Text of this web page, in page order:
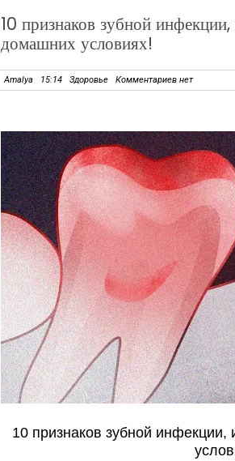
10 признаков зубной
домашних условиях!
Amalya 15:14 Здоровье Комментариев нет
10 признаков зубной